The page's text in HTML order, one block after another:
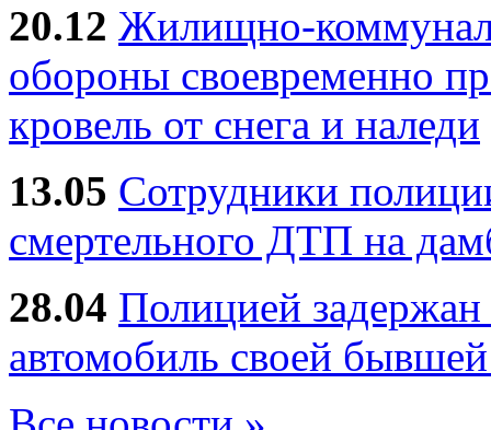
20.12 Жилищно-
обороны своевременно
кровель от снега и наледи
13.05 Сотрудники
смертельного ДТП на
28.04 Полицией
автомобиль своей